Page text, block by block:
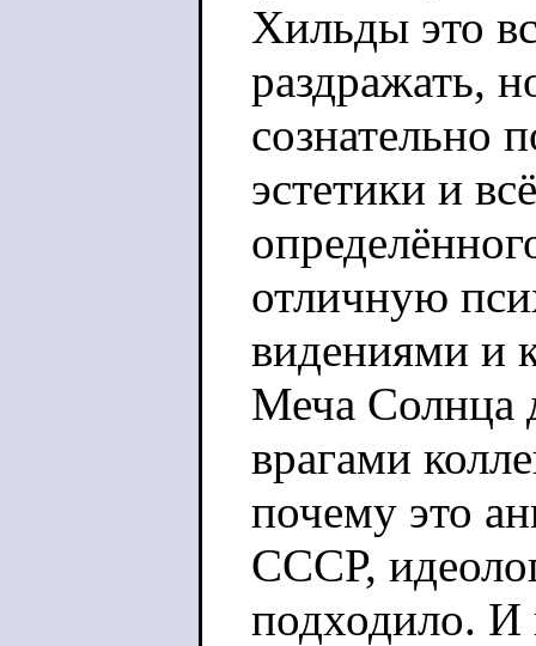
Хильды это
раздражать,
сознательно
эстетики и
отличную
видениями и
Меча Солнца
врагами
почему это
СССР,
подходило. И